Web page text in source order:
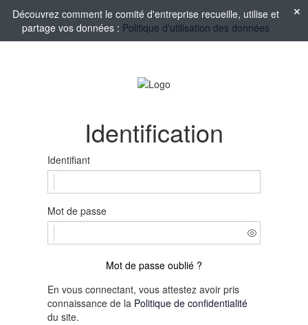
Découvrez comment le comité d'entreprise recueille, utilise et
partage vos données : Politique d'utilisation des données
Identification
Identifiant
Mot de passe
Mot de passe oublié ?
En vous connectant, vous attestez avoir pris
connaissance de la Politique de confidentialité
du site.